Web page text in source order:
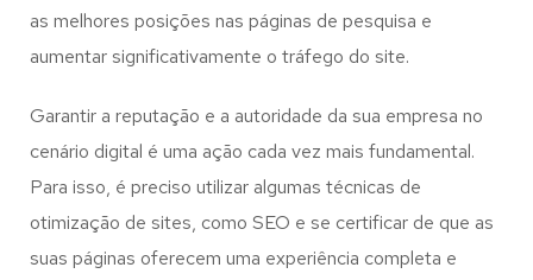
as melhores posições nas páginas de pesquisa e
aumentar significativamente o tráfego do site.
Garantir a reputação e a autoridade da sua empresa no
cenário digital é uma ação cada vez mais fundamental.
Para isso, é preciso utilizar algumas técnicas de
otimização de sites, como SEO e se certificar de que as
suas páginas oferecem uma experiência completa e